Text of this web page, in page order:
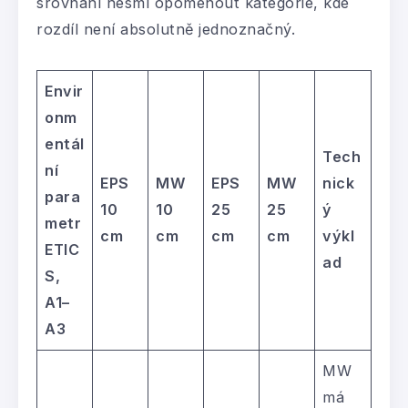
rozdíl není absolutně jednoznačný.
Envir
onm
entál
ní
para
metr
ETIC
S,
A1–
A3
EPS
10
cm
MW
10
cm
EPS
25
cm
MW
25
cm
Tech
nick
ý
výkl
ad
MW
má